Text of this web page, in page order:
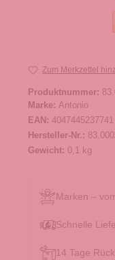
Zum Merkzettel
Produktnummer:
Marke: Antonio
EAN: 4047445237741
Hersteller-Nr.:
Gewicht: 0,1 kg
Marken –
Schnelle
14 Tage